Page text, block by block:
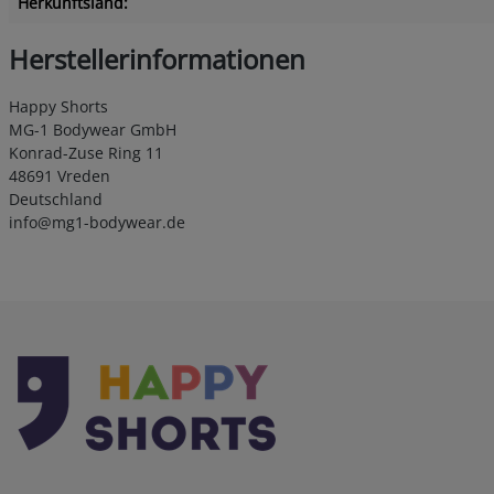
Herstellerinformationen
Happy Shorts
MG-1 Bodywear GmbH
Konrad-Zuse Ring 11
48691 Vreden
Deutschland
info@mg1-bodywear.de